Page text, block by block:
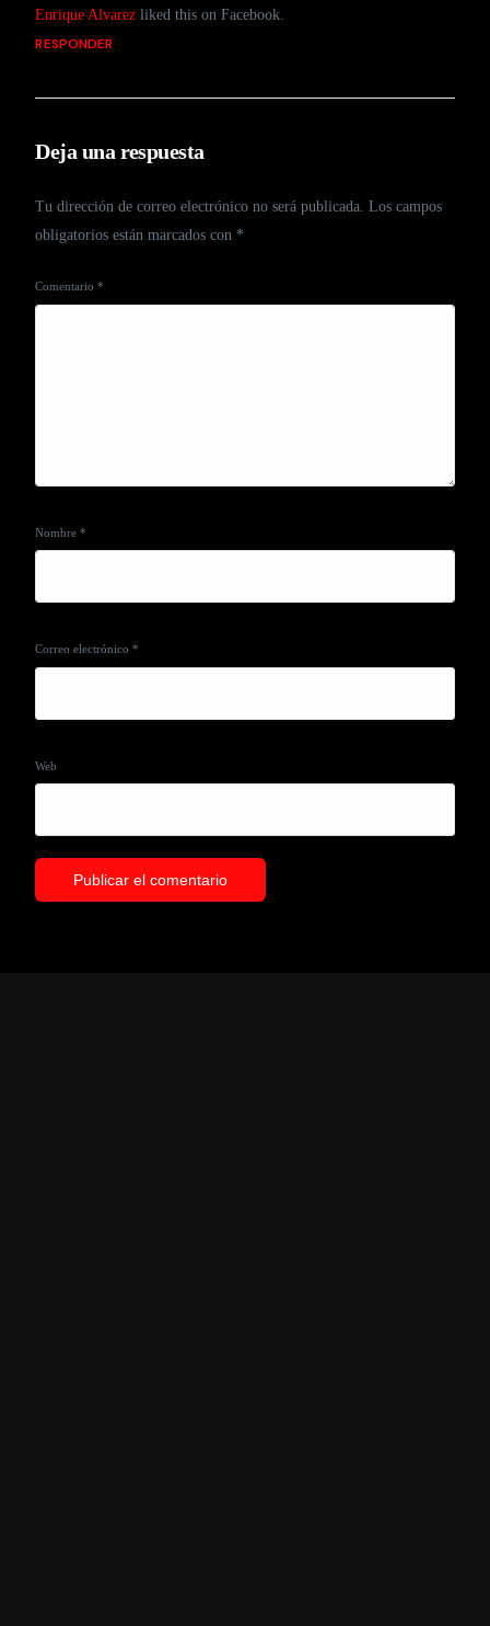
Enrique Alvarez liked this on Facebook.
RESPONDER
Deja una respuesta
Tu dirección de correo electrónico no será publicada. Los campos
obligatorios están marcados con *
Comentario*
Nombre*
Correo electrónico*
Web